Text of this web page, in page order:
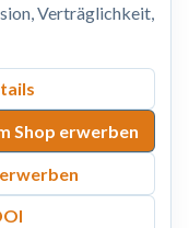
Verträglichkeit,
Shop erwerben